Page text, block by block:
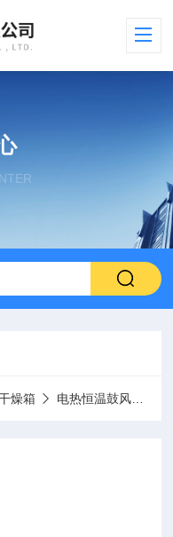
燥箱 电热恒温鼓风